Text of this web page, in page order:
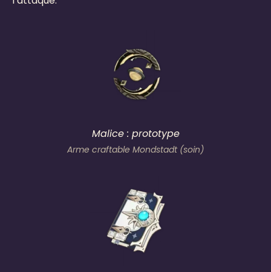
Malice : prototype
Arme craftable Mondstadt (soin)